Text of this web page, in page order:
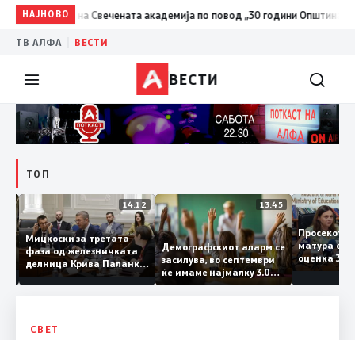
НАЈНОВО20:24Сиљановска Давкова на Свечената академија по
ТВ АЛФА ВЕСТИ
ВЕСТИ
ТОП
15:20 14:12
Мицкоски за третата
фаза од железничката
делница Крива Паланка
– Деве Баир: Проектот
нема да заврши на
целина
13:45
Демографскиот аларм се
засилува, во септември
ќе имаме најмалку 3.000
првачиња помалку
матура
оценка
СВЕТ